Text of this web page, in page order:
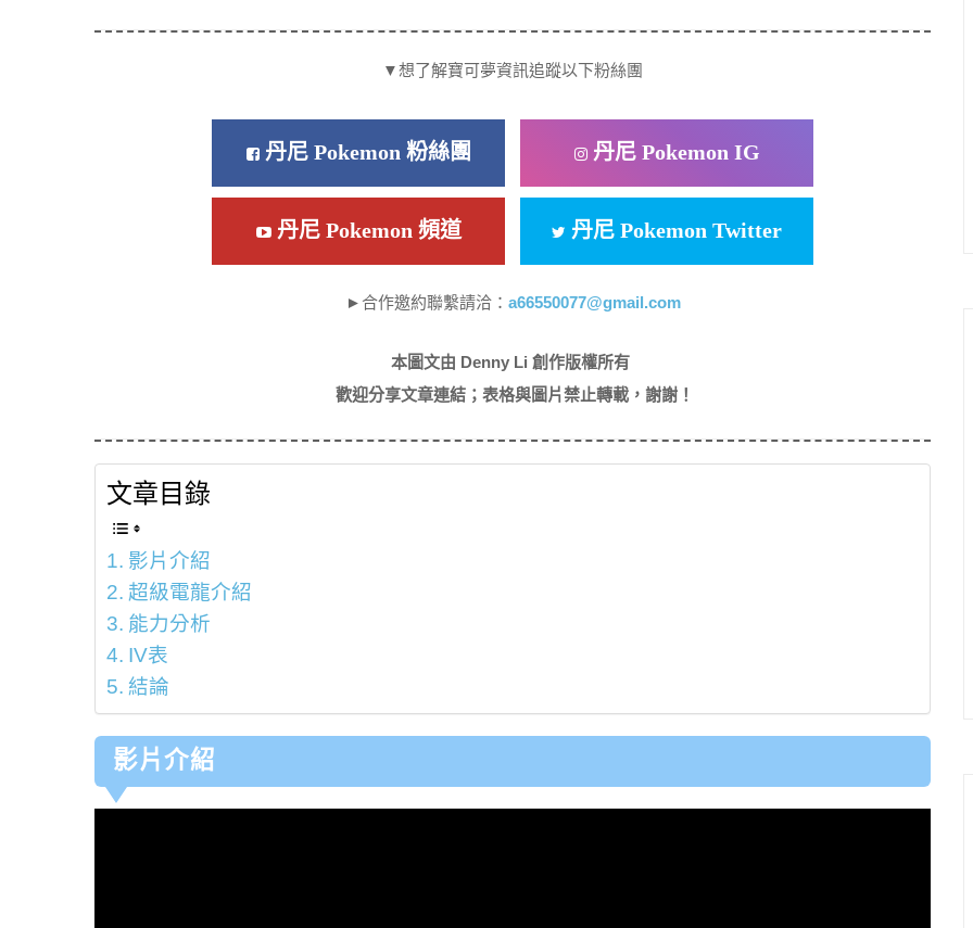
▼想了解寶可夢資訊追蹤以下粉絲團
丹尼 Pokemon 粉絲團 丹尼 Pokemon IG
丹尼 Pokemon 頻道 丹尼 Pokemon Twitter
►合作邀約聯繫請洽： a66550077@gmail.com
本圖文由 Denny Li 創作版權所有
歡迎分享文章連結；表格與圖片禁止轉載，謝謝！
文章目錄
影片介紹
超級電龍介紹
能力分析
IV表
結論
影片介紹